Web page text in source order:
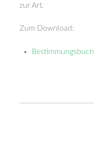
zur Art.
Zum Download:
Bestimmungsbuch